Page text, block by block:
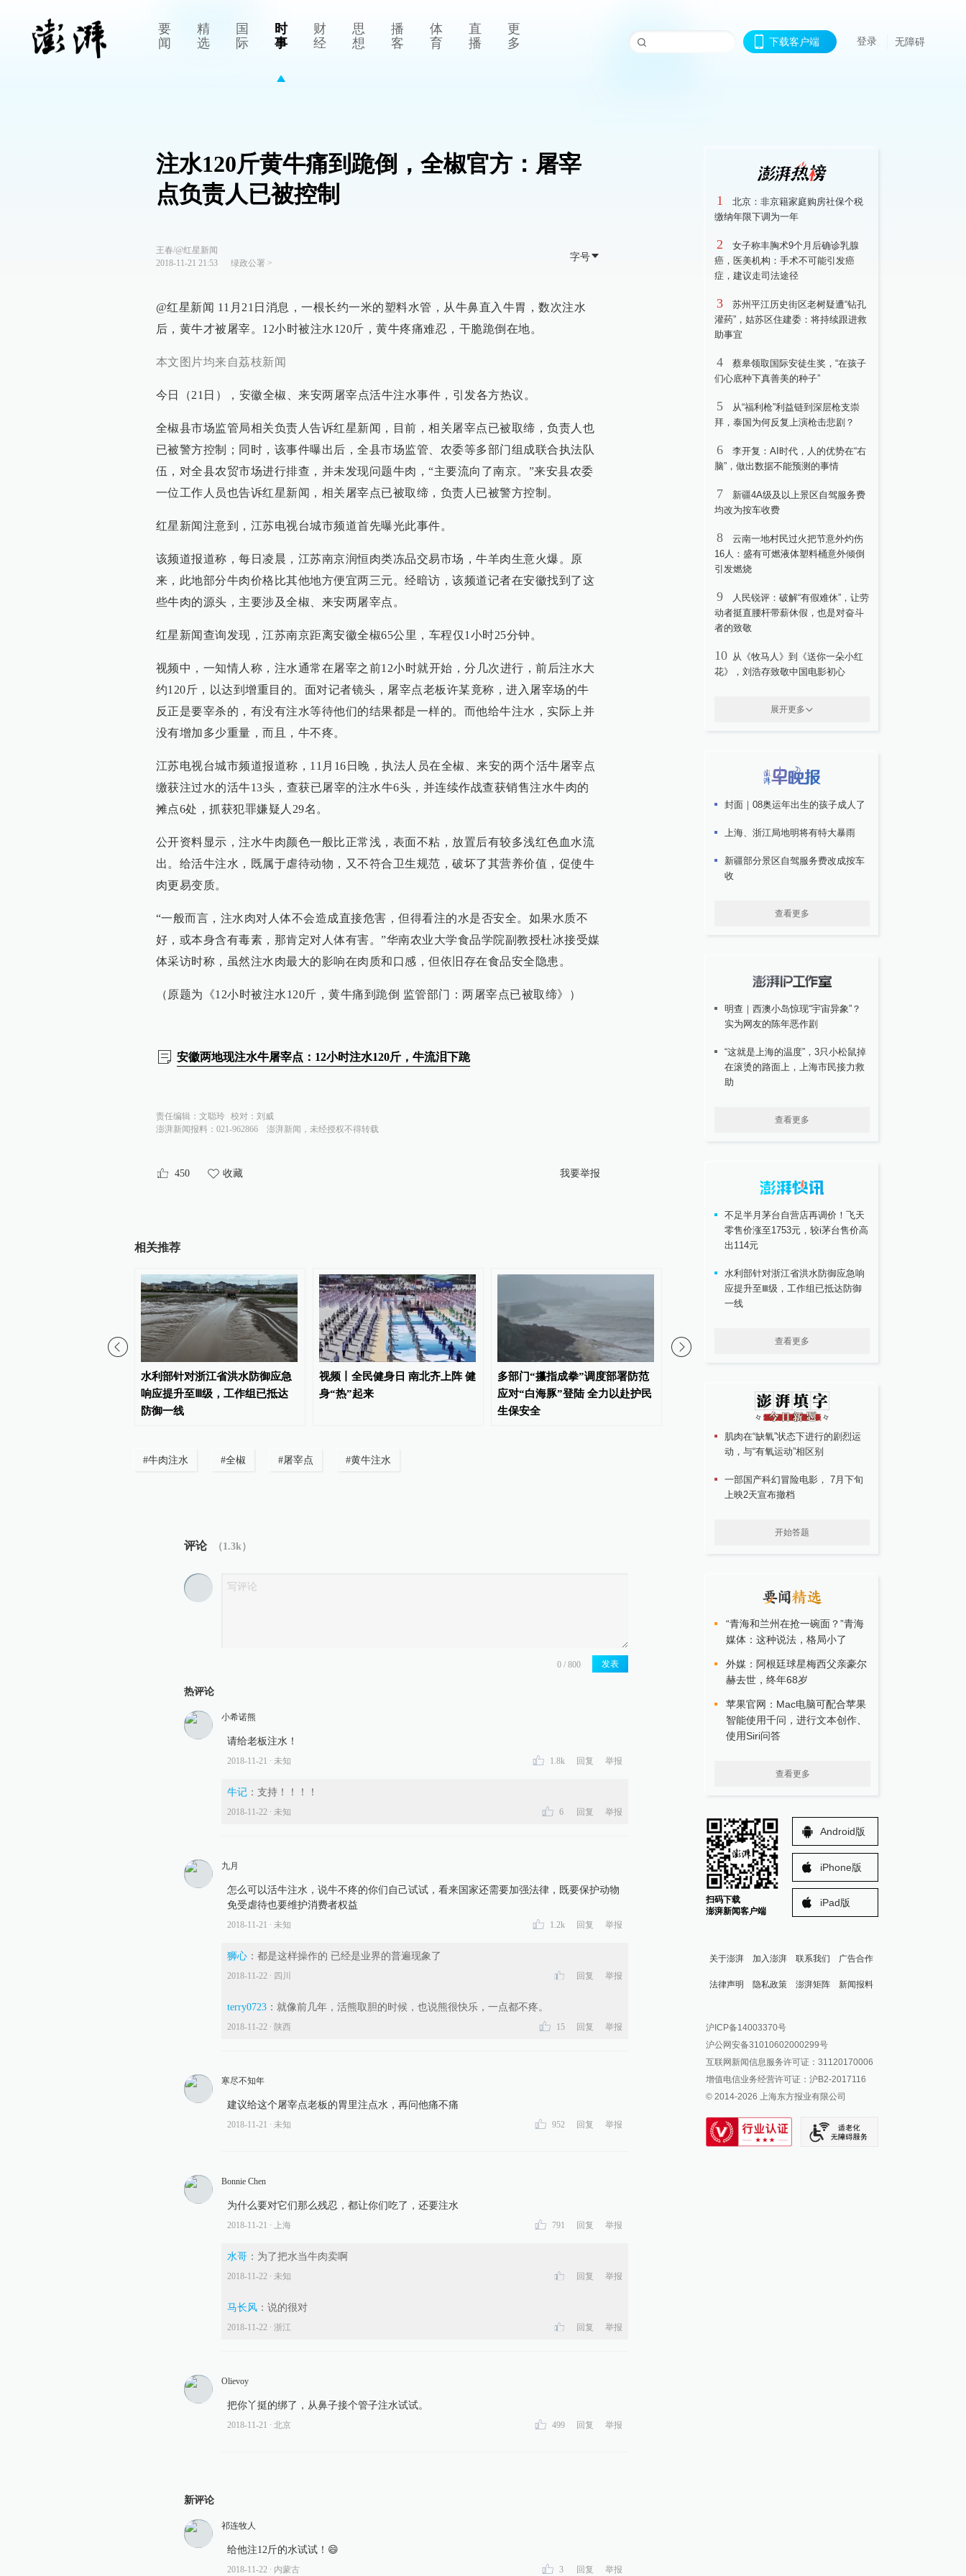
要
闻
精
选
国
际
时
事
财
经
思
想
播
客
体
育
直
播
更
多
下载客户端 登录 无障碍
注水120斤黄牛痛到跪倒，全椒官方：屠宰
点负责人已被控制
王春/@红星新闻
2018-11-21 21:53
绿政公署 >
字号
@红星新闻 11月21日消息，一根长约一米的塑料水管，从牛鼻直入牛胃，数次注水
后，黄牛才被屠宰。12小时被注水120斤，黄牛疼痛难忍，干脆跪倒在地。
本文图片均来自荔枝新闻
今日（21日），安徽全椒、来安两屠宰点活牛注水事件，引发各方热议。
全椒县市场监管局相关负责人告诉红星新闻，目前，相关屠宰点已被取缔，负责人也
已被警方控制；同时，该事件曝出后，全县市场监管、农委等多部门组成联合执法队
伍，对全县农贸市场进行排查，并未发现问题牛肉，“主要流向了南京。”来安县农委
一位工作人员也告诉红星新闻，相关屠宰点已被取缔，负责人已被警方控制。
红星新闻注意到，江苏电视台城市频道首先曝光此事件。​
该频道报道称，每日凌晨，江苏南京润恒肉类冻品交易市场，牛羊肉生意火爆。原
来，此地部分牛肉价格比其他地方便宜两三元。经暗访，该频道记者在安徽找到了这
些牛肉的源头，主要涉及全椒、来安两屠宰点。
红星新闻查询发现，江苏南京距离安徽全椒65公里，车程仅1小时25分钟。
视频中，一知情人称，注水通常在屠宰之前12小时就开始，分几次进行，前后注水大
约120斤，以达到增重目的。面对记者镜头，屠宰点老板许某竟称，进入屠宰场的牛
反正是要宰杀的，有没有注水等待他们的结果都是一样的。而他给牛注水，实际上并
没有增加多少重量，而且，牛不疼。
江苏电视台城市频道报道称，11月16日晚，执法人员在全椒、来安的两个活牛屠宰点
缴获注过水的活牛13头，查获已屠宰的注水牛6头，并连续作战查获销售注水牛肉的
摊点6处，抓获犯罪嫌疑人29名。
公开资料显示，注水牛肉颜色一般比正常浅，表面不粘，放置后有较多浅红色血水流
出。给活牛注水，既属于虐待动物，又不符合卫生规范，破坏了其营养价值，促使牛
肉更易变质。
“一般而言，注水肉对人体不会造成直接危害，但得看注的水是否安全。如果水质不
好，或本身含有毒素，那肯定对人体有害。”华南农业大学食品学院副教授杜冰接受媒
体采访时称，虽然注水肉最大的影响在肉质和口感，但依旧存在食品安全隐患。
（原题为《12小时被注水120斤，黄牛痛到跪倒 监管部门：两屠宰点已被取缔》）
安徽两地现注水牛屠宰点：12小时注水120斤，牛流泪下跪
责任编辑： 文聪玲 校对： 刘威
澎湃新闻报料：021-962866
澎湃新闻，未经授权不得转载
450 收藏 我要举报
相关推荐
水利部针对浙江省洪水防御应急
响应提升至Ⅲ级，工作组已抵达
防御一线
视频丨全民健身日 南北齐上阵 健
身“热”起来
多部门“攥指成拳”调度部署防范
应对“白海豚”登陆 全力以赴护民
生保安全
#牛肉注水 #全椒 #屠宰点 #黄牛注水
评论 （1.3k）
发表
热评论
小希诺熊
请给老板注水！
2018-11-21 ∙ 未知 1.8k 回复 举报
牛记 ： 支持！！！！
2018-11-22 ∙ 未知 6 回复 举报
九月
怎么可以活牛注水，说牛不疼的你们自己试试，看来国家还需要加强法律，既要保护动物
免受虐待也要维护消费者权益
2018-11-21 ∙ 未知 1.2k 回复 举报
狮心 ： 都是这样操作的 已经是业界的普遍现象了
2018-11-22 ∙ 四川 回复 举报
terry0723 ： 就像前几年，活熊取胆的时候，也说熊很快乐，一点都不疼。
2018-11-22 ∙ 陕西 15 回复 举报
寒尽不知年
建议给这个屠宰点老板的胃里注点水，再问他痛不痛
2018-11-21 ∙ 未知 952 回复 举报
Bonnie Chen
为什么要对它们那么残忍，都让你们吃了，还要注水
2018-11-21 ∙ 上海 791 回复 举报
水哥 ： 为了把水当牛肉卖啊
2018-11-22 ∙ 未知 回复 举报
马长风 ： 说的很对
2018-11-22 ∙ 浙江 回复 举报
Olievoy
把你丫挺的绑了，从鼻子接个管子注水试试。
2018-11-21 ∙ 北京 499 回复 举报
新评论
祁连牧人
给他注12斤的水试试！😄
2018-11-22 ∙ 内蒙古 3 回复 举报
1
北京：非京籍家庭购房社保个税
缴纳年限下调为一年
2
女子称丰胸术9个月后确诊乳腺
癌，医美机构：手术不可能引发癌
症，建议走司法途径
3
苏州平江历史街区老树疑遭“钻孔
灌药”，姑苏区住建委：将持续跟进救
助事宜
4
蔡皋领取国际安徒生奖，“在孩子
们心底种下真善美的种子”
5
从“福利枪”利益链到深层枪支崇
拜，泰国为何反复上演枪击悲剧？
6
李开复：AI时代，人的优势在“右
脑”，做出数据不能预测的事情
7
新疆4A级及以上景区自驾服务费
均改为按车收费
8
云南一地村民过火把节意外灼伤
16人：盛有可燃液体塑料桶意外倾倒
引发燃烧
9
人民锐评：破解“有假难休”，让劳
动者挺直腰杆带薪休假，也是对奋斗
者的致敬
10 从《牧马人》到《送你一朵小红
花》，刘浩存致敬中国电影初心
展开更多
封面｜08奥运年出生的孩子成人了
上海、浙江局地明将有特大暴雨
新疆部分景区自驾服务费改成按车
收
查看更多
明查｜西澳小岛惊现“宇宙异象”？
实为网友的陈年恶作剧
“这就是上海的温度”，3只小松鼠掉
在滚烫的路面上，上海市民接力救
助
查看更多
不足半月茅台自营店再调价！飞天
零售价涨至1753元，较i茅台售价高
出114元
水利部针对浙江省洪水防御应急响
应提升至Ⅲ级，工作组已抵达防御
一线
查看更多
肌肉在“缺氧”状态下进行的剧烈运
动，与“有氧运动”相区别
一部国产科幻冒险电影， 7月下旬
上映2天宣布撤档
开始答题
“青海和兰州在抢一碗面？”青海
媒体：这种说法，格局小了
外媒：阿根廷球星梅西父亲豪尔
赫去世，终年68岁
苹果官网：Mac电脑可配合苹果
智能使用千问，进行文本创作、
使用Siri问答
查看更多
扫码下载
澎湃新闻客户端
Android版
iPhone版
iPad版
关于澎湃 加入澎湃 联系我们 广告合作
法律声明 隐私政策 澎湃矩阵
澎湃新闻公众号
澎湃新闻抖音号
派生万物开放平台
IP SHANGHAI
SIXTH TONE
新闻报料
报料邮箱: news@thepaper.cn
沪ICP备14003370号
沪公网安备31010602000299号
互联网新闻信息服务许可证：31120170006
增值电信业务经营许可证：沪B2-2017116
© 2014-2026 上海东方报业有限公司